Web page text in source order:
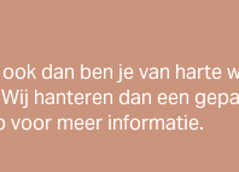
ook dan ben je van harte
hanteren dan een
voor meer informatie.